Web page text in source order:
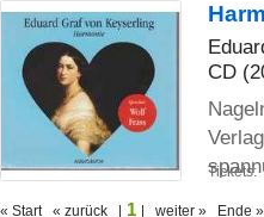
CD
Tickets:
« Start « zurück | 1 | weiter » Ende »